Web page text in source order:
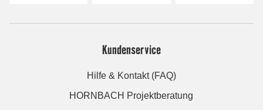
Kundenservice
Hilfe & Kontakt (FAQ)
HORNBACH Projektberatung